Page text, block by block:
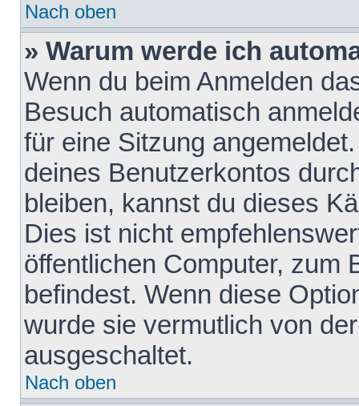
Nach oben
» Warum werde ich
Wenn du beim Anmelden
Besuch automatisch
für eine Sitzung
deines Benutzerkontos
bleiben, kannst du dieses
Dies ist nicht
öffentlichen Computer, zum
befindest. Wenn diese
wurde sie vermutlich von
ausgeschaltet.
Nach oben